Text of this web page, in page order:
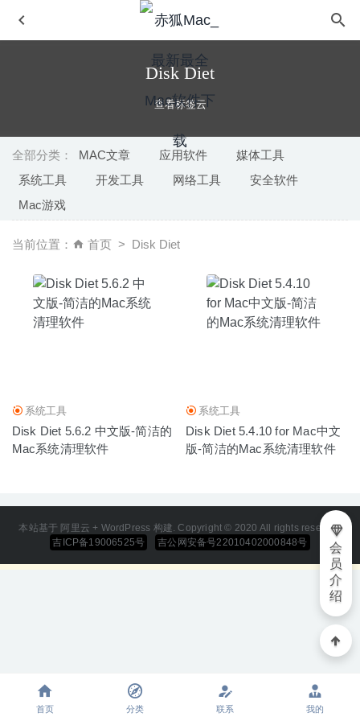
Disk Diet
查看标签云
全部分类： MAC文章 应用软件
媒体工具
系统工具
开发工具 网络工具
安全软件
Mac游戏
当前位置： 首页 Disk Diet
系统工具
Disk Diet 5.6.2 中文版-简洁的
Mac系统清理软件
系统工具
Disk Diet 5.4.10 for Mac中文
版-简洁的Mac系统清理软件
本站基于 阿里云 + WordPress 构建. Copyright © 2020 All rights reserved
吉ICP备19006525号
吉公网安备号22010402000848号
会
员
介
绍
07-21
PDFpen Pro 12.1.2 – 非常强大的PDF编辑器
06-26
SiteSucker 3.2.2 – 实用的网站内容离线下载器 2020-07-22
Perfect Horizon Full 1.2 – 视频画面调整及修复工具 2021-
首页 分类 联系 我的